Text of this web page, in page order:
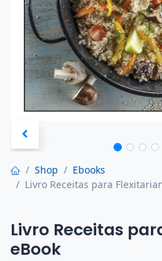
Shop
Ebooks
Livro Receitas para
Livro Receitas
eBook